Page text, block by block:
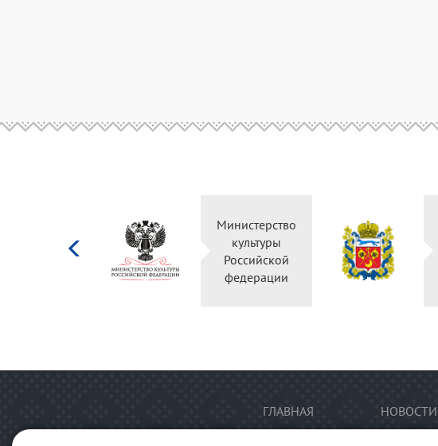
Министерство
культуры
Российской
федерации
ГЛАВНАЯ НОВОСТИ